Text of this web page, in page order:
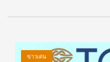
ข่าวเด่น